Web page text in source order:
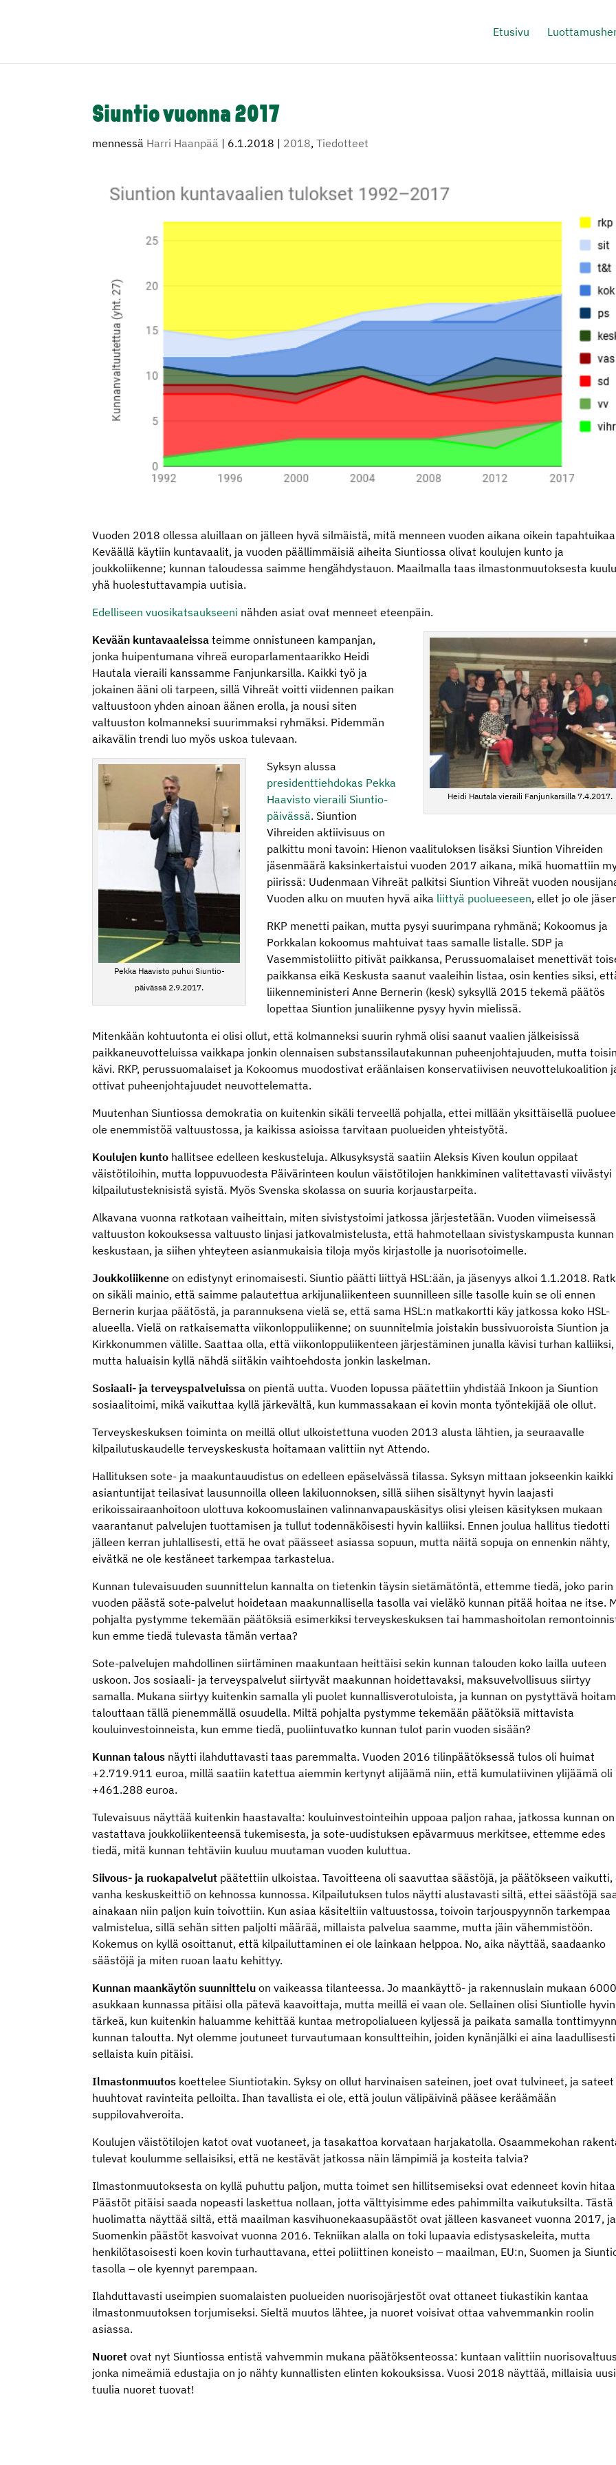
Etusivu
Siuntio vuonna 2017
mennessä Harri Haanpää | 6.1.2018 | 2018,Tiedotteet
Vuoden 2018 ollessa aluillaan on jälleen hyvä silmäistä, mitä menneen vuoden aikana oikein
Keväällä käytiin kuntavaalit, ja vuoden päällimmäisiä aiheita Siuntiossa olivat koulujen kunto ja
joukkoliikenne; kunnan taloudessa saimme hengähdystauon. Maailmalla taas ilmastonmuutoksesta
yhä huolestuttavampia uutisia.
Edelliseen vuosikatsaukseeni nähden asiat ovat menneet eteenpäin.
Heidi Hautala vieraili Fanjunkarsilla 7.4.2017.
Kevään kuntavaaleissa teimme onnistuneen kampanjan,
jonka huipentumana vihreä europarlamentaarikko Heidi
Hautala vieraili kanssamme Fanjunkarsilla. Kaikki työ ja
jokainen ääni oli tarpeen, sillä Vihreät voitti viidennen paikan
valtuustoon yhden ainoan äänen erolla, ja nousi siten
valtuuston kolmanneksi suurimmaksi ryhmäksi. Pidemmän
aikavälin trendi luo myös uskoa tulevaan.
Pekka Haavisto puhui Siuntio-
päivässä 2.9.2017.
Syksyn alussa
presidenttiehdokas Pekka
Haavisto vieraili Siuntio-
päivässä. Siuntion
Vihreiden aktiivisuus on
palkittu moni tavoin: Hienon vaalituloksen lisäksi Siuntion Vihreiden
jäsenmäärä kaksinkertaistui vuoden 2017 aikana, mikä huomattiin
piirissä: Uudenmaan Vihreät palkitsi Siuntion Vihreät vuoden
Vuoden alku on muuten hyvä aika liittyä puolueeseen, ellet jo ole
RKP menetti paikan, mutta pysyi suurimpana ryhmänä; Kokoomus ja
Porkkalan kokoomus mahtuivat taas samalle listalle. SDP ja
Vasemmistoliitto pitivät paikkansa, Perussuomalaiset menettivät
paikkansa eikä Keskusta saanut vaaleihin listaa, osin kenties siksi,
liikenneministeri Anne Bernerin (kesk) syksyllä 2015 tekemä päätös
lopettaa Siuntion junaliikenne pysyy hyvin mielissä.
Mitenkään kohtuutonta ei olisi ollut, että kolmanneksi suurin ryhmä olisi saanut vaalien jälkeisissä
paikkaneuvotteluissa vaikkapa jonkin olennaisen substanssilautakunnan puheenjohtajuuden, mutta toisin
kävi. RKP, perussuomalaiset ja Kokoomus muodostivat eräänlaisen konservatiivisen neuvottelukoalition
ottivat puheenjohtajuudet neuvottelematta.
Muutenhan Siuntiossa demokratia on kuitenkin sikäli terveellä pohjalla, ettei millään yksittäisellä
ole enemmistöä valtuustossa, ja kaikissa asioissa tarvitaan puolueiden yhteistyötä.
Koulujen kunto hallitsee edelleen keskusteluja. Alkusyksystä saatiin Aleksis Kiven koulun oppilaat
väistötiloihin, mutta loppuvuodesta Päivärinteen koulun väistötilojen hankkiminen valitettavasti viivästyi
kilpailutusteknisistä syistä. Myös Svenska skolassa on suuria korjaustarpeita.
Alkavana vuonna ratkotaan vaiheittain, miten sivistystoimi jatkossa järjestetään. Vuoden viimeisessä
valtuuston kokouksessa valtuusto linjasi jatkovalmistelusta, että hahmotellaan sivistyskampusta kunnan
keskustaan, ja siihen yhteyteen asianmukaisia tiloja myös kirjastolle ja nuorisotoimelle.
Joukkoliikenne on edistynyt erinomaisesti. Siuntio päätti liittyä HSL:ään, ja jäsenyys alkoi 1.1.2018.
on sikäli mainio, että saimme palautettua arkijunaliikenteen suunnilleen sille tasolle kuin se oli ennen
Bernerin kurjaa päätöstä, ja parannuksena vielä se, että sama HSL:n matkakortti käy jatkossa koko HSL-
alueella. Vielä on ratkaisematta viikonloppuliikenne; on suunnitelmia joistakin bussivuoroista Siuntion ja
Kirkkonummen välille. Saattaa olla, että viikonloppuliikenteen järjestäminen junalla kävisi turhan kalliiksi,
mutta haluaisin kyllä nähdä siitäkin vaihtoehdosta jonkin laskelman.
Sosiaali- ja terveyspalveluissa on pientä uutta. Vuoden lopussa päätettiin yhdistää Inkoon ja Siuntion
sosiaalitoimi, mikä vaikuttaa kyllä järkevältä, kun kummassakaan ei kovin monta työntekijää ole ollut.
Terveyskeskuksen toiminta on meillä ollut ulkoistettuna vuoden 2013 alusta lähtien, ja seuraavalle
kilpailutuskaudelle terveyskeskusta hoitamaan valittiin nyt Attendo.
Hallituksen sote- ja maakuntauudistus on edelleen epäselvässä tilassa. Syksyn mittaan jokseenkin kaikki
asiantuntijat teilasivat lausunnoilla olleen lakiluonnoksen, sillä siihen sisältynyt hyvin laajasti
erikoissairaanhoitoon ulottuva kokoomuslainen valinnanvapauskäsitys olisi yleisen käsityksen mukaan
vaarantanut palvelujen tuottamisen ja tullut todennäköisesti hyvin kalliiksi. Ennen joulua hallitus tiedotti
jälleen kerran juhlallisesti, että he ovat päässeet asiassa sopuun, mutta näitä sopuja on ennenkin nähty,
eivätkä ne ole kestäneet tarkempaa tarkastelua.
Kunnan tulevaisuuden suunnittelun kannalta on tietenkin täysin sietämätöntä, ettemme tiedä, joko parin
vuoden päästä sote-palvelut hoidetaan maakunnallisella tasolla vai vieläkö kunnan pitää hoitaa ne itse.
pohjalta pystymme tekemään päätöksiä esimerkiksi terveyskeskuksen tai hammashoitolan
kun emme tiedä tulevasta tämän vertaa?
Sote-palvelujen mahdollinen siirtäminen maakuntaan heittäisi sekin kunnan talouden koko lailla uuteen
uskoon. Jos sosiaali- ja terveyspalvelut siirtyvät maakunnan hoidettavaksi, maksuvelvollisuus siirtyy
samalla. Mukana siirtyy kuitenkin samalla yli puolet kunnallisverotuloista, ja kunnan on pystyttävä
talouttaan tällä pienemmällä osuudella. Miltä pohjalta pystymme tekemään päätöksiä mittavista
kouluinvestoinneista, kun emme tiedä, puoliintuvatko kunnan tulot parin vuoden sisään?
Kunnan talous näytti ilahduttavasti taas paremmalta. Vuoden 2016 tilinpäätöksessä tulos oli huimat
+2.719.911 euroa, millä saatiin katettua aiemmin kertynyt alijäämä niin, että kumulatiivinen ylijäämä oli
+461.288 euroa.
Tulevaisuus näyttää kuitenkin haastavalta: kouluinvestointeihin uppoaa paljon rahaa, jatkossa kunnan
vastattava joukkoliikenteensä tukemisesta, ja sote-uudistuksen epävarmuus merkitsee, ettemme edes
tiedä, mitä kunnan tehtäviin kuuluu muutaman vuoden kuluttua.
Siivous- ja ruokapalvelut päätettiin ulkoistaa. Tavoitteena oli saavuttaa säästöjä, ja päätökseen vaikutti,
vanha keskuskeittiö on kehnossa kunnossa. Kilpailutuksen tulos näytti alustavasti siltä, ettei säästöjä
ainakaan niin paljon kuin toivottiin. Kun asiaa käsiteltiin valtuustossa, toivoin tarjouspyynnön tarkempaa
valmistelua, sillä sehän sitten paljolti määrää, millaista palvelua saamme, mutta jäin vähemmistöön.
Kokemus on kyllä osoittanut, että kilpailuttaminen ei ole lainkaan helppoa. No, aika näyttää, saadaanko
säästöjä ja miten ruoan laatu kehittyy.
Kunnan maankäytön suunnittelu on vaikeassa tilanteessa. Jo maankäyttö- ja rakennuslain mukaan 6000
asukkaan kunnassa pitäisi olla pätevä kaavoittaja, mutta meillä ei vaan ole. Sellainen olisi Siuntiolle hyvin
tärkeä, kun kuitenkin haluamme kehittää kuntaa metropolialueen kyljessä ja paikata samalla
kunnan taloutta. Nyt olemme joutuneet turvautumaan konsultteihin, joiden kynänjälki ei aina
sellaista kuin pitäisi.
Ilmastonmuutos koettelee Siuntiotakin. Syksy on ollut harvinaisen sateinen, joet ovat tulvineet, ja sateet
huuhtovat ravinteita pelloilta. Ihan tavallista ei ole, että joulun välipäivinä pääsee keräämään
suppilovahveroita.
Koulujen väistötilojen katot ovat vuotaneet, ja tasakattoa korvataan harjakatolla. Osaammekohan
tulevat koulumme sellaisiksi, että ne kestävät jatkossa näin lämpimiä ja kosteita talvia?
Ilmastonmuutoksesta on kyllä puhuttu paljon, mutta toimet sen hillitsemiseksi ovat edenneet kovin
Päästöt pitäisi saada nopeasti laskettua nollaan, jotta välttyisimme edes pahimmilta vaikutuksilta. Tästä
huolimatta näyttää siltä, että maailman kasvihuonekaasupäästöt ovat jälleen kasvaneet vuonna 2017, ja
Suomenkin päästöt kasvoivat vuonna 2016. Tekniikan alalla on toki lupaavia edistysaskeleita, mutta
henkilötasoisesti koen kovin turhauttavana, ettei poliittinen koneisto – maailman, EU:n, Suomen ja
tasolla – ole kyennyt parempaan.
Ilahduttavasti useimpien suomalaisten puolueiden nuorisojärjestöt ovat ottaneet tiukastikin kantaa
ilmastonmuutoksen torjumiseksi. Sieltä muutos lähtee, ja nuoret voisivat ottaa vahvemmankin roolin
asiassa.
Nuoret ovat nyt Siuntiossa entistä vahvemmin mukana päätöksenteossa: kuntaan valittiin
jonka nimeämiä edustajia on jo nähty kunnallisten elinten kokouksissa. Vuosi 2018 näyttää, millaisia
tuulia nuoret tuovat!